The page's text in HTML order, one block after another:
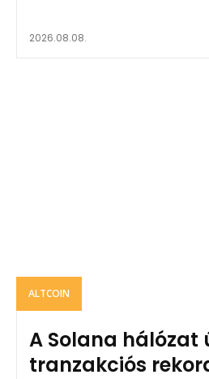
2026.08.08.
ALTCOIN
A Solana hálózat
tranzakciós